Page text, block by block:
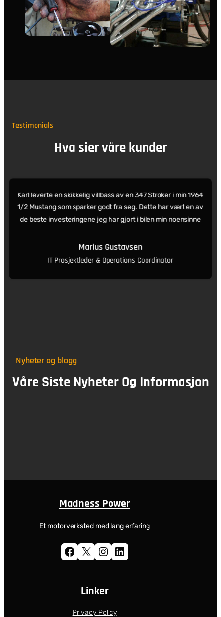
Testimonials
Hva sier våre kunder
Karl leverte en skikkelig villbass av en 347 Stroker i min 1964
1/2 Mustang som sparker godt fra seg. Dette har vært en av
de beste investeringene jeg har gjort i bilen min noensinne
Marius Gustavsen
IT Prosjektleder & Operations Coordinator
Nyheter og blogg
Våre Siste Nyheter Og Informasjon
Madness Power
Et motorverksted med lang erfaring
Facebook X Instagram LinkedIn
Linker
Privacy Policy